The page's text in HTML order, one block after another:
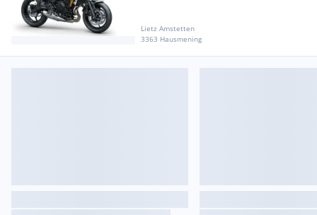
Lietz Amstetten
3363 Hausmening